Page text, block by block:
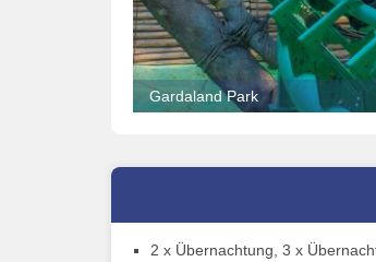
Gardaland Park
2 x Übernachtung, 3 x